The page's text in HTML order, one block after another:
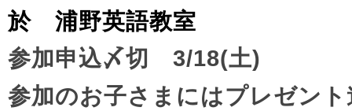
於 浦野英語教室
参加申込〆切 3/18(土)
参加のお子さまにはプレゼント